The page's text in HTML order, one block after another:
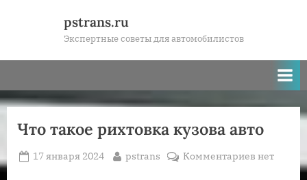
pstrans.ru
Экспертные советы для автомобилистов
Что такое рихтовка кузова авто
Posted
17 января 2024 By
pstrans Комментариевкнет